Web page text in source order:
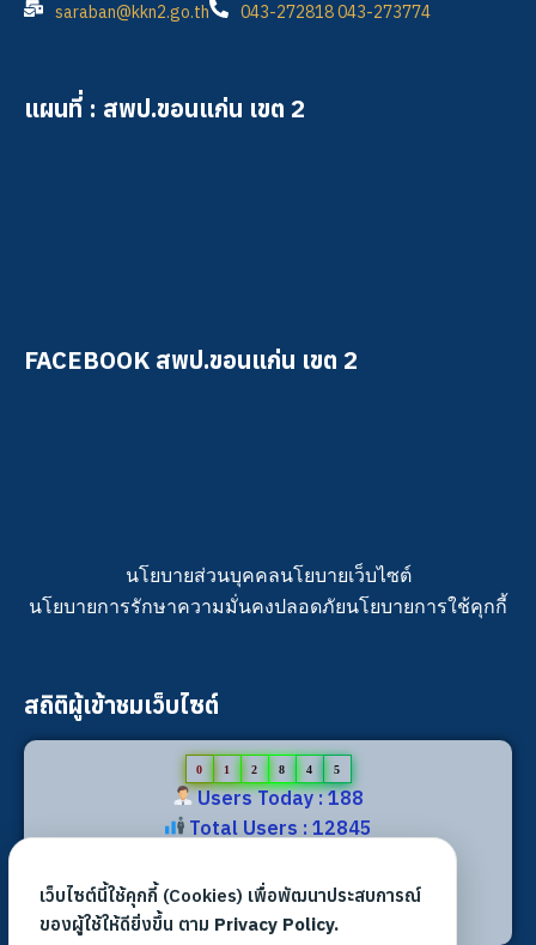
saraban@kkn2.go.th
043-272818 043-273774
แผนที่ : สพป.ขอนแก่น เขต 2
FACEBOOK สพป.ขอนแก่น เขต 2
นโยบายส่วนบุคคลนโยบายเว็บไซต์
นโยบายการรักษาความมั่นคงปลอดภัยนโยบายการใช้คุกกี้
สถิติผู้เข้าชมเว็บไซต์
0 1 2 8 4 5
Users Today : 188
Total Users : 12845
Total views : 30093
Who's Online : 8
เว็บไซต์นี้ใช้คุกกี้ (Cookies) เพื่อพัฒนาประสบการณ์
ของผู้ใช้ให้ดียิ่งขึ้น ตาม Privacy Policy.